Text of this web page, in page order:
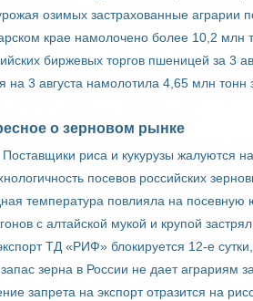
озимых застрахованные аграрии
крае намолочено более 10,2 млн
биржевых торгов пшеницей за 3
на 3 августа намолотила 4,65 млн тонн
о зерновом рынке
Поставщики риса и кукурузы жалуются
посевов российских
температура повлияла на
с алтайской мукой и крупой
ТД «РИФ» блокируется 12-е
зерна в России не дает аграриям
запрета на экспорт отразится на